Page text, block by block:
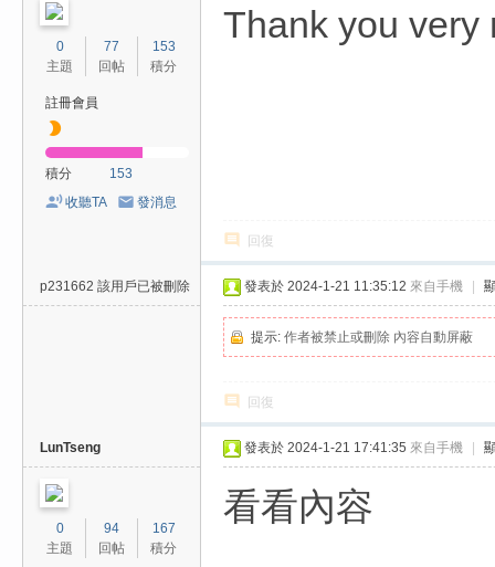
0
主題
77
回帖
153
積分
註冊會員
積分
153
收聽TA
發消息
Thank you very
回復
p231662 該用戶已被刪除 發表於 2024-1-21 11:35:12 來自手機
提示: 作者被禁止或刪除 內容自動屏蔽
回復
LunTseng
0
主題
94
回帖
167
積分
發表於 2024-1-21 17:41:35 來自手機
看看內容